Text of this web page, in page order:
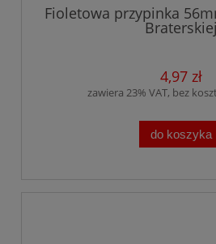
Fioletowa przypinka
Braterskiej
4,97 zł
zawiera 23% VAT, bez
do koszyka